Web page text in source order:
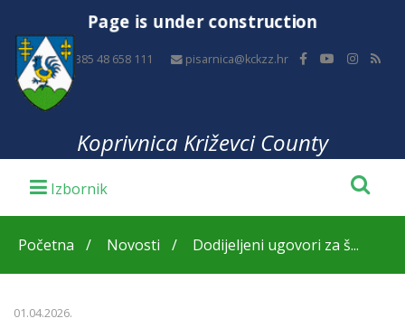
Page is under construction
+385 48 658 111 pisarnica@kckzz.hr
Koprivnica Križevci County
Početna Novosti Dodijeljeni ugovori za š...
01.04.2026.